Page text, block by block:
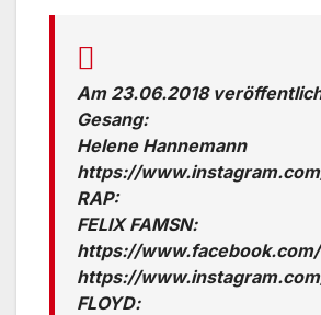
Am 23.06.2018
Gesang:
Helene Hannemann
https://
RAP:
FELIX FAMSN:
https://
https://
FLOYD: